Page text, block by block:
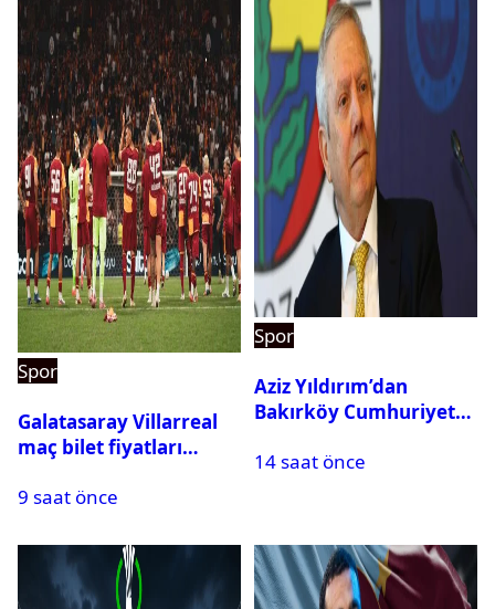
Spor
Galatasaray Villarreal
maç bilet fiyatları
9 saat önce
Spor
Aziz Yıldırım’dan
Bakırköy Cumhuriyet
duyurusu
14 saat önce